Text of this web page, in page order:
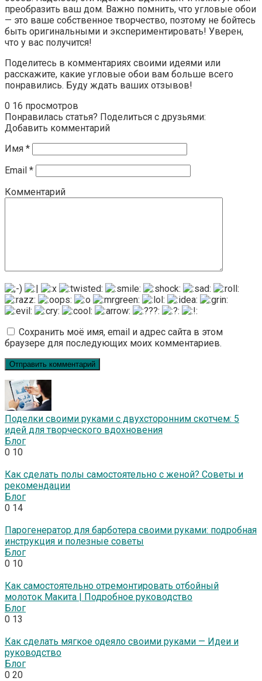
преобразить ваш дом. Важно помнить, что угловые обои
— это ваше собственное творчество, поэтому не бойтесь
быть оригинальными и экспериментировать! Уверен,
что у вас получится!
Поделитесь в комментариях своими идеями или
расскажите, какие угловые обои вам больше всего
понравились. Буду ждать ваших отзывов!
0 16 просмотров
Понравилась статья? Поделиться с друзьями:
Добавить комментарий
Имя *
Email *
Комментарий
Сохранить моё имя, email и адрес сайта в этом
браузере для последующих моих комментариев.
Поделки своими руками с двухсторонним скотчем: 5
идей для творческого вдохновения
Блог
0 10
Как сделать полы самостоятельно с женой? Советы и
рекомендации
Блог
0 14
Парогенератор для барботера своими руками: подробная
инструкция и полезные советы
Блог
0 10
Как самостоятельно отремонтировать отбойный
молоток Макита | Подробное руководство
Блог
0 13
Как сделать мягкое одеяло своими руками — Идеи и
руководство
Блог
0 20